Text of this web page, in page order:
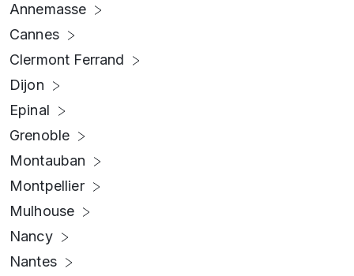
Annemasse
Cannes
Clermont Ferrand
Dijon
Epinal
Grenoble
Montauban
Montpellier
Mulhouse
Nancy
Nantes